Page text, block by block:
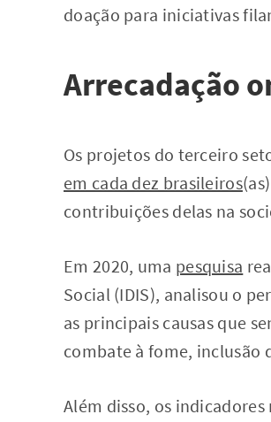
doação para iniciativas
Arrecadação
Os projetos do terceiro
em cada dez brasileiros
contribuições delas na
Em 2020, uma pesquisa
Social (IDIS), analisou o
as principais causas que
combate à fome, inclusão
Além disso, os